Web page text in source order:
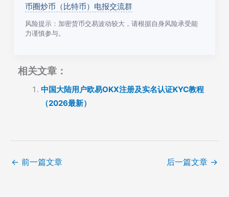
币圈炒币（比特币）电报交流群
风险提示：加密货币交易波动较大，请根据自身风险承受能
力谨慎参与。
相关文章：
中国大陆用户欧易OKX注册及实名认证KYC教程
（2026最新）
← 前一篇文章 后一篇文章 →